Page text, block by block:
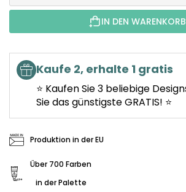
IN DEN WARENKORB
Kaufe 2, erhalte 1 gratis
⭐ Kaufen Sie 3 beliebige
Sie das günstigste GRATIS! ⭐
Produktion in der EU
Über 700 Farben
in der Palette